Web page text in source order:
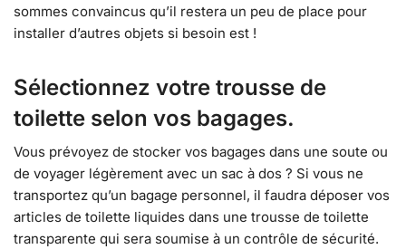
sommes convaincus qu’il restera un peu de place pour
installer d’autres objets si besoin est !
Sélectionnez votre trousse de
toilette selon vos bagages.
Vous prévoyez de stocker vos bagages dans une soute ou
de voyager légèrement avec un sac à dos ? Si vous ne
transportez qu’un bagage personnel, il faudra déposer vos
articles de toilette liquides dans une trousse de toilette
transparente qui sera soumise à un contrôle de sécurité.